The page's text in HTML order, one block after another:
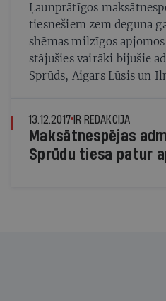
Ļaunprātīgos
tiesnešiem zem deguna
shēmas milzīgos
stājušies vairāki bijušie
Sprūds, Aigars Lūsis un
maksātnespējas shēmas.
krimināllieta tiesā
13.12.2017 IR REDAKCIJA
Maksātnespējas
Sprūdu tiesa patur